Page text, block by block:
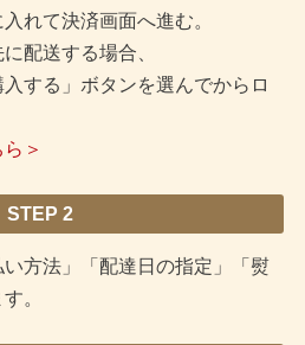
れて決済画面へ進む。
配送する場合、
する」ボタンを選んでからロ
＞
STEP 2
い方法」「配達日の指定」「熨
。